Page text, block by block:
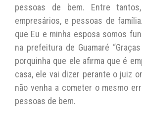
pessoas de bem. Entre
empresários, e pessoas de
que Eu e minha esposa somos
na prefeitura de Guamaré
porquinha que ele afirma que é
casa, ele vai dizer perante o juiz
não venha a cometer o mesmo
pessoas de bem.